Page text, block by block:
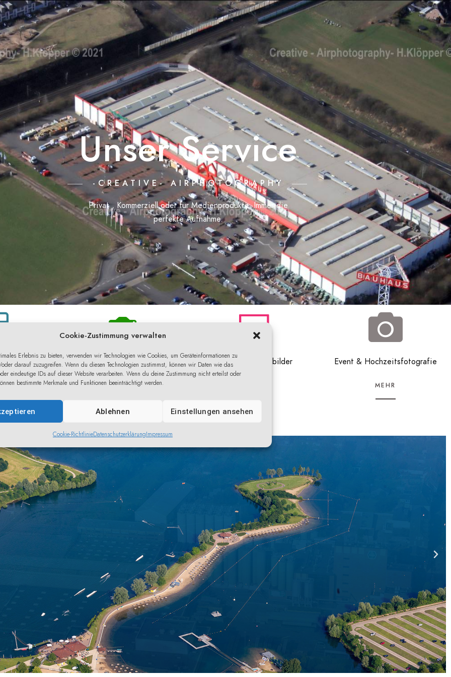
Cookie-Zustimmung verwalten
Erlebnis zu bieten, verwenden wir Technologien wie Cookies, um Geräteinformationen zu
darauf zuzugreifen. Wenn du diesen Technologien zustimmst, können wir Daten wie das
eindeutige IDs auf dieser Website verarbeiten. Wenn du deine Zustimmung nicht erteilst oder
bestimmte Merkmale und Funktionen beeinträchtigt werden.
Ablehnen Einstellungen ansehen
Cookie-RichtlinieDatenschutzerklärungImpressum
Unser Service
-CREATIVE- AIRPHOTOGRAPHY
Privat , Kommerziell oder für Medienprodukte. Immer die
perfekte Aufnahme.
Nutzung Luftbilder kommerzielle Nutzung
MEHR
Individuelle Luftbilder Event & Hochzeitsfotografie
MEHR